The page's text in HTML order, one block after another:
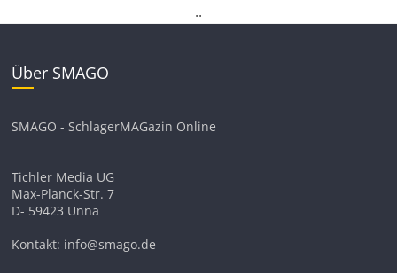
..
Über SMAGO
SMAGO - SchlagerMAGazin Online
Tichler Media UG
Max-Planck-Str. 7
D- 59423 Unna
Kontakt: info@smago.de